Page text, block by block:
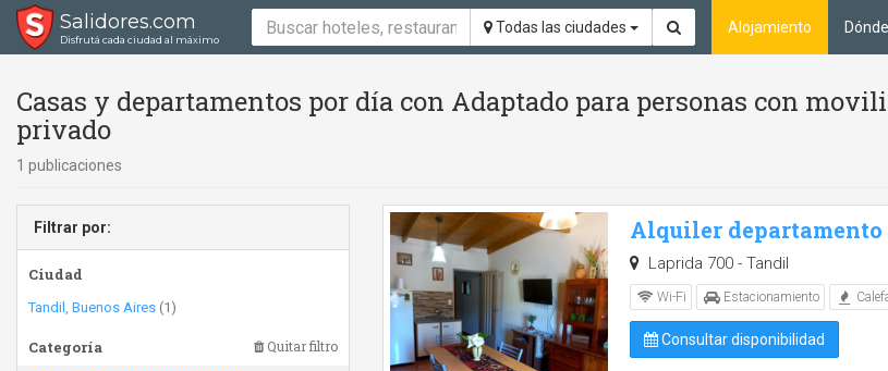
Salidores.com
Disfrutá cada ciudad al máximo
Todas las ciudades Alojamiento
Casas y departamentos por día con Adaptado para personas con
privado
1 publicaciones
Filtrar por:
Ciudad
Tandil, Buenos Aires (1)
Categoría Quitar filtro
Alquiler
Laprida 700 - Tandil
Wi-Fi Estacionamiento
Consultar disponibilidad